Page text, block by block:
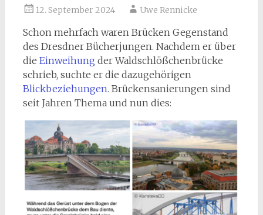
12. September 2024 Uwe Rennicke
Schon mehrfach waren Brücken Gegenstand
des Dresdner Bücherjungen. Nachdem er über
die Einweihung der Waldschlößchenbrücke
schrieb, suchte er die dazugehörigen
Blickbeziehungen. Brückensanierungen sind
seit Jahren Thema und nun dies: